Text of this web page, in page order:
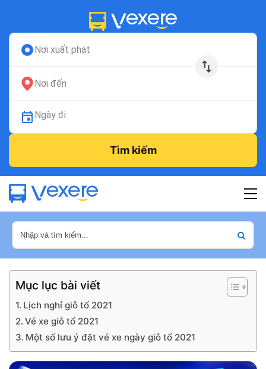
Nơi xuất phát
Nơi đến
Ngày đi
Tìm kiếm
Mục lục bài viết
Lịch nghỉ giỗ tổ 2021
Vé xe giỗ tổ 2021
Một số lưu ý đặt vé xe ngày giỗ tổ 2021